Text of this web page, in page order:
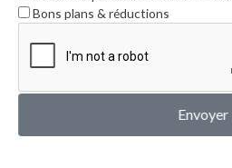
Bons plans & réductions
Envoyer